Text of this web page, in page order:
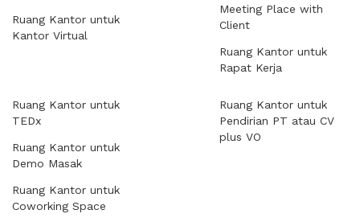
Ruang Kantor untuk
Kantor Virtual
Meeting Place with
Client
Ruang Kantor untuk
Rapat Kerja
Ruang Kantor untuk
TEDx
Ruang Kantor untuk
Demo Masak
Ruang Kantor untuk
Coworking Space
Ruang Kantor untuk
Pendirian PT atau CV
plus VO